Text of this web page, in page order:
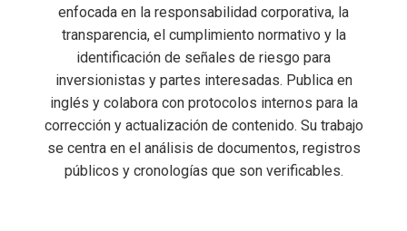
enfocada en la responsabilidad corporativa, la
transparencia, el cumplimiento normativo y la
identificación de señales de riesgo para
inversionistas y partes interesadas. Publica en
inglés y colabora con protocolos internos para la
corrección y actualización de contenido. Su trabajo
se centra en el análisis de documentos, registros
públicos y cronologías que son verificables.